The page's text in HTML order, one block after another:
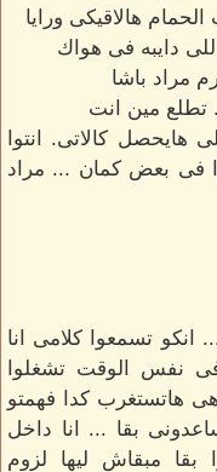
هالاقيكى ورايا
دايبه فى هواك
مراد باشا
تطلع مين انت
هايحصل كالاتى. انتوا
فى بعض كمان ... مراد
انكو تسمعوا كلامى انا
نفس الوقت تشغلوا
هاتستغرب كدا فهمتو
بقا ... انا داخل
بقا مبقاش ليها لزوم